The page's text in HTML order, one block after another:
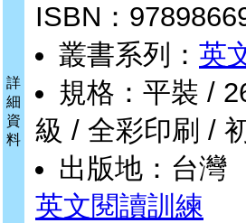
詳
細
資
料
ISBN：
叢書系列： 英
規格：平裝 /
級 / 全彩印刷 /
出版地：台灣
英文閱讀訓練